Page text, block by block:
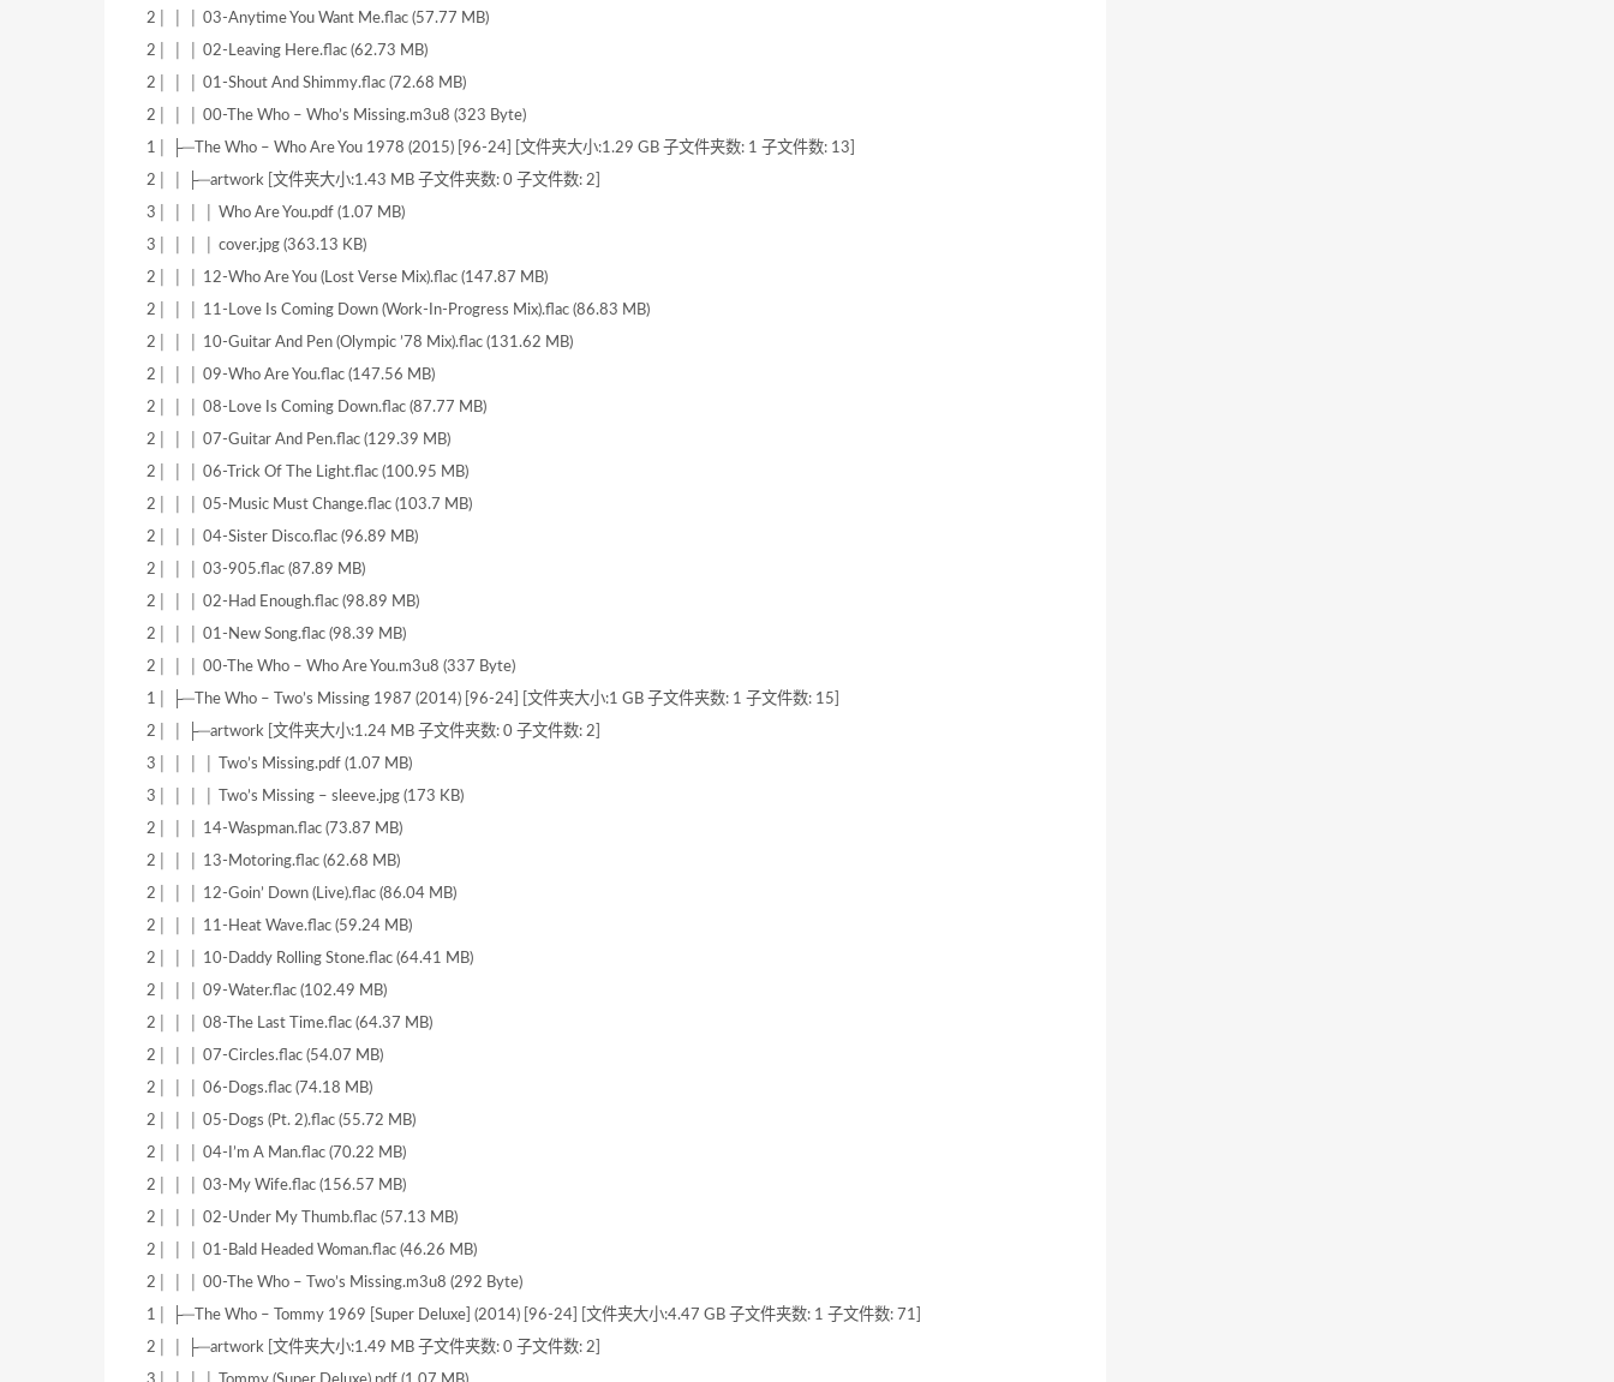
2│ │ │ 03-Anytime You Want Me.flac (57.77 MB)
2│ │ │ 02-Leaving Here.flac (62.73 MB)
2│ │ │ 01-Shout And Shimmy.flac (72.68 MB)
2│ │ │ 00-The Who – Who’s Missing.m3u8 (323 Byte)
1│ ├─The Who – Who Are You 1978 (2015) [96-24] [文件夹大小:1.29 GB 子文件夹数: 1 子文件数: 13]
2│ │ ├─artwork [文件夹大小:1.43 MB 子文件夹数: 0 子文件数: 2]
3│ │ │ │ Who Are You.pdf (1.07 MB)
3│ │ │ │ cover.jpg (363.13 KB)
2│ │ │ 12-Who Are You (Lost Verse Mix).flac (147.87 MB)
2│ │ │ 11-Love Is Coming Down (Work-In-Progress Mix).flac (86.83 MB)
2│ │ │ 10-Guitar And Pen (Olympic ’78 Mix).flac (131.62 MB)
2│ │ │ 09-Who Are You.flac (147.56 MB)
2│ │ │ 08-Love Is Coming Down.flac (87.77 MB)
2│ │ │ 07-Guitar And Pen.flac (129.39 MB)
2│ │ │ 06-Trick Of The Light.flac (100.95 MB)
2│ │ │ 05-Music Must Change.flac (103.7 MB)
2│ │ │ 04-Sister Disco.flac (96.89 MB)
2│ │ │ 03-905.flac (87.89 MB)
2│ │ │ 02-Had Enough.flac (98.89 MB)
2│ │ │ 01-New Song.flac (98.39 MB)
2│ │ │ 00-The Who – Who Are You.m3u8 (337 Byte)
1│ ├─The Who – Two’s Missing 1987 (2014) [96-24] [文件夹大小:1 GB 子文件夹数: 1 子文件数: 15]
2│ │ ├─artwork [文件夹大小:1.24 MB 子文件夹数: 0 子文件数: 2]
3│ │ │ │ Two’s Missing.pdf (1.07 MB)
3│ │ │ │ Two’s Missing – sleeve.jpg (173 KB)
2│ │ │ 14-Waspman.flac (73.87 MB)
2│ │ │ 13-Motoring.flac (62.68 MB)
2│ │ │ 12-Goin’ Down (Live).flac (86.04 MB)
2│ │ │ 11-Heat Wave.flac (59.24 MB)
2│ │ │ 10-Daddy Rolling Stone.flac (64.41 MB)
2│ │ │ 09-Water.flac (102.49 MB)
2│ │ │ 08-The Last Time.flac (64.37 MB)
2│ │ │ 07-Circles.flac (54.07 MB)
2│ │ │ 06-Dogs.flac (74.18 MB)
2│ │ │ 05-Dogs (Pt. 2).flac (55.72 MB)
2│ │ │ 04-I’m A Man.flac (70.22 MB)
2│ │ │ 03-My Wife.flac (156.57 MB)
2│ │ │ 02-Under My Thumb.flac (57.13 MB)
2│ │ │ 01-Bald Headed Woman.flac (46.26 MB)
2│ │ │ 00-The Who – Two’s Missing.m3u8 (292 Byte)
1│ ├─The Who – Tommy 1969 [Super Deluxe] (2014) [96-24] [文件夹大小:4.47 GB 子文件夹数: 1 子文件数: 71]
2│ │ ├─artwork [文件夹大小:1.49 MB 子文件夹数: 0 子文件数: 2]